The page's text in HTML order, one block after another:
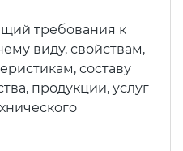
требования к
виду, свойствам,
составу
продукции, услуг